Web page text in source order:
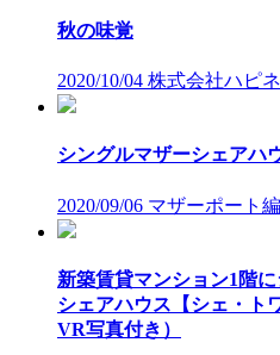
秋の味覚
2020/10/04 株式会社ハピ
シングルマザーシェアハ
2020/09/06 マザーポート
新築賃貸マンション1階
シェアハウス【シェ・ト
VR写真付き）